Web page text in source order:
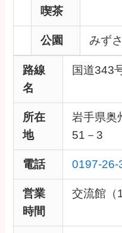
喫茶
公園 みず
路線
名
国道343
所在
地
岩手県奥
51－3
電話 0197-26-
営業
時間
交流館（